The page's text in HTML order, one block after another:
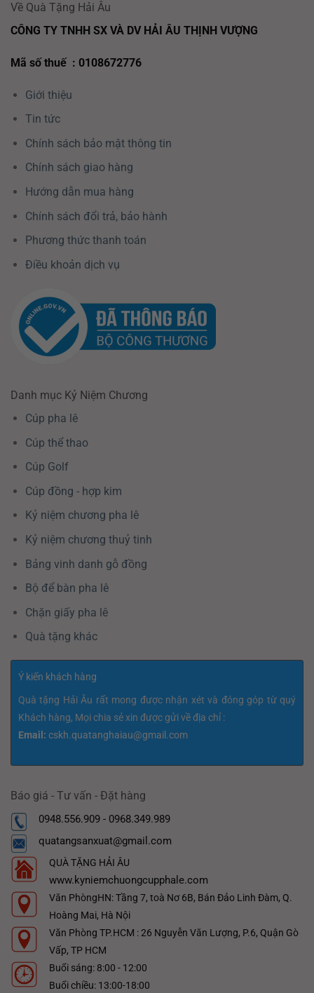
Về Quà Tặng Hải Âu
CÔNG TY TNHH SX VÀ DV HẢI ÂU THỊNH VƯỢNG
Mã số thuế : 0108672776
Giới thiệu
Tin tức
Chính sách bảo mật thông tin
Chính sách giao hàng
Hướng dẫn mua hàng
Chính sách đổi trả, bảo hành
Phương thức thanh toán
Điều khoản dịch vụ
Danh mục Kỷ Niệm Chương
Cúp pha lê
Cúp thể thao
Cúp Golf
Cúp đồng - hợp kim
Kỷ niệm chương pha lê
Kỷ niệm chương thuỷ tinh
Bảng vinh danh gỗ đồng
Bộ để bàn pha lê
Chặn giấy pha lê
Quà tặng khác
Ý kiến khách hàng
Quà tặng Hải Âu rất mong được nhận xét và đóng góp từ quý
Khách hàng, Mọi chia sẻ xin được gửi về địa chỉ :
Email: cskh.quatanghaiau@gmail.com
Báo giá - Tư vấn - Đặt hàng
0948.556.909 - 0968.349.989
quatangsanxuat@gmail.com
QUÀ TẶNG HẢI ÂU
www.kyniemchuongcupphale.com
Văn PhòngHN: Tầng 7, toà Nơ 6B, Bán Đảo Linh Đàm, Q.
Hoàng Mai, Hà Nội
Văn Phòng TP.HCM : 26 Nguyễn Văn Lượng, P.6, Quận Gò
Vấp, TP HCM
Buổi sáng: 8:00 - 12:00
Buổi chiều: 13:00-18:00